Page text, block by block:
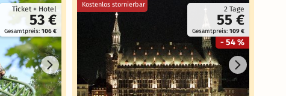
Ticket + Hotel
53 €
Gesamtpreis: 106 €
2 Tage
55 €
Gesamtpreis: 109 €
- 54 %
Kostenlos stornierbar